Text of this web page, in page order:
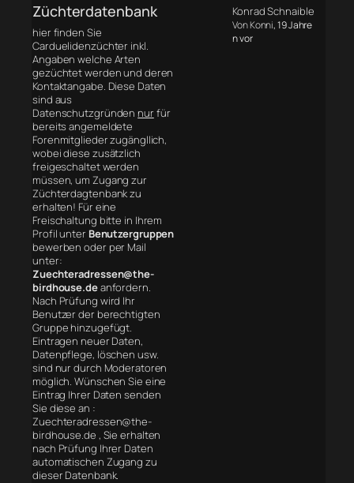
Züchterdatenbank
hier finden Sie
Carduelidenzüchter inkl.
Angaben welche Arten
gezüchtet werden und deren
Kontaktangabe. Diese Daten
sind aus
Datenschutzgründen nurfür
bereits angemeldete
Forenmitglieder zugängllich,
wobei diese zusätzlich
freigeschaltet werden
müssen, um Zugang zur
Züchterdagtenbank zu
erhalten! Für eine
Freischaltung bitte in Ihrem
Profil unter Benutzergruppen
bewerben oder per Mail
unter:
Zuechteradressen@the-
birdhouse.deanfordern.
Nach Prüfung wird Ihr
Benutzer der berechtigten
Gruppe hinzugefügt.
Eintragen neuer Daten,
Datenpflege, löschen usw.
sind nur durch Moderatoren
möglich. Wünschen Sie eine
Eintrag Ihrer Daten senden
Sie diese an :
Zuechteradressen@the-
birdhouse.de , Sie erhalten
nach Prüfung Ihrer Daten
automatischen Zugang zu
dieser Datenbank.
Konrad Schnaible
Von Konni, 19 Jahre
n vor